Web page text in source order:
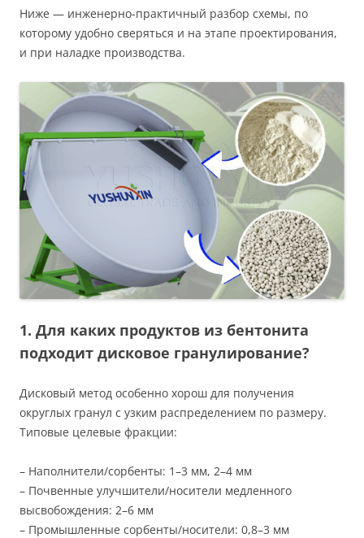
Ниже — инженерно-практичный разбор схемы, по
которому удобно сверяться и на этапе проектирования,
и при наладке производства.
1. Для каких продуктов из бентонита
подходит дисковое гранулирование?
Дисковый метод особенно хорош для получения
округлых гранул с узким распределением по размеру.
Типовые целевые фракции:
– Наполнители/сорбенты: 1–3 мм, 2–4 мм
– Почвенные улучшители/носители медленного
высвобождения: 2–6 мм
– Промышленные сорбенты/носители: 0,8–3 мм